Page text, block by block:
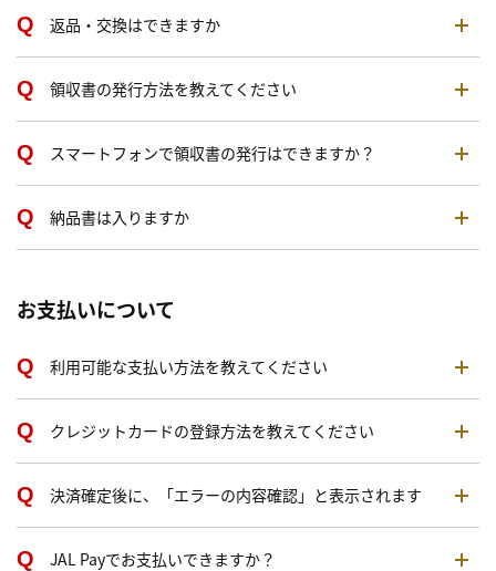
返品・交換はできますか
領収書の発行方法を教えてください
スマートフォンで領収書の発行はできますか？
納品書は入りますか
お支払いについて
利用可能な支払い方法を教えてください
クレジットカードの登録方法を教えてください
決済確定後に、「エラーの内容確認」と表示されます
JAL Payでお支払いできますか？